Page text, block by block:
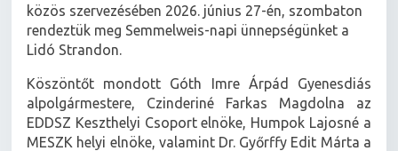
közös szervezésében 2026. június 27-én, szombaton
rendeztük meg Semmelweis-napi ünnepségünket a
Lidó Strandon.
Köszöntőt mondott Góth Imre Árpád Gyenesdiás
alpolgármestere, Czinderiné Farkas Magdolna az
EDDSZ Keszthelyi Csoport elnöke, Humpok Lajosné a
MESZK helyi elnöke, valamint Dr. Győrffy Edit Márta a